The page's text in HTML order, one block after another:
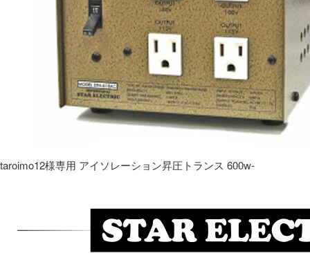
taroimo12様専用 アイソレーション昇圧トランス 600w-